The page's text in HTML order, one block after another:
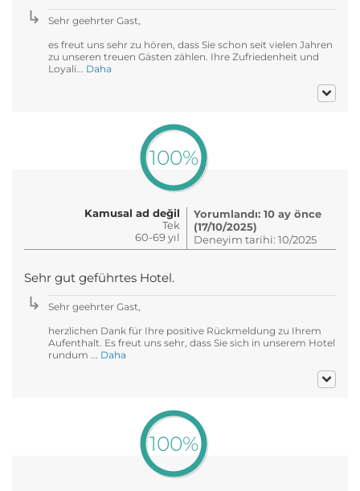
Sehr geehrter Gast,
es freut uns sehr zu hören, dass Sie schon seit vielen Jahren
zu unseren treuen Gästen zählen. Ihre Zufriedenheit und
Loyali... Daha
100%
Kamusal ad değil
Tek
60-69 yıl
Yorumlandı: 10 ay önce
(17/10/2025)
Deneyim tarihi: 10/2025
Sehr gut geführtes Hotel.
Sehr geehrter Gast,
herzlichen Dank für Ihre positive Rückmeldung zu Ihrem
Aufenthalt. Es freut uns sehr, dass Sie sich in unserem Hotel
rundum ... Daha
100%